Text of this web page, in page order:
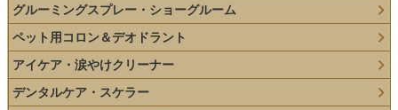
グルーミングスプレー・ショーグルーム
ペット用コロン＆デオドラント
アイケア・涙やけクリーナー
デンタルケア・スケラー